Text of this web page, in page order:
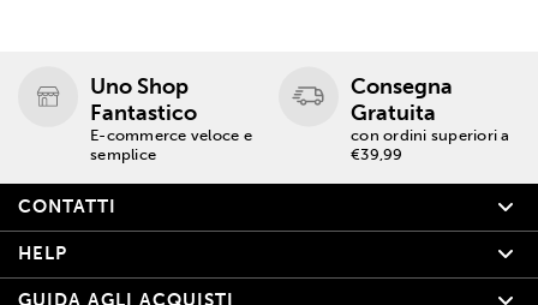
Uno Shop
Fantastico
E-commerce veloce e
semplice
Consegna
Gratuita
con ordini superiori a
€39,99
CONTATTI
HELP